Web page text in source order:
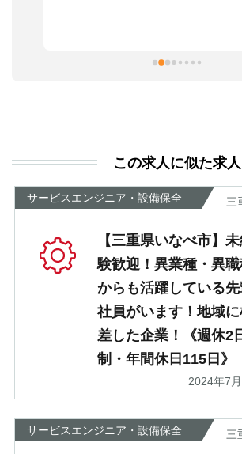
この求人に似た求人
サービスエンジニア・設備保全 三
【三重県いなべ市】
験歓迎！異業種・異
からも活躍している
社員がいます！地域
差した企業！《週休2
制・年間休日115日》
2024年7
サービスエンジニア・設備保全 三